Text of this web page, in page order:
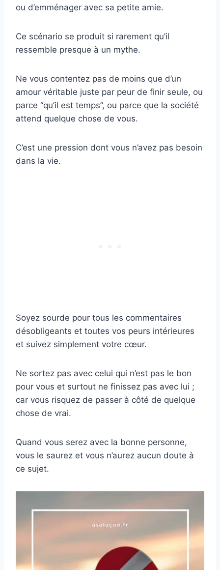
ou d’emménager avec sa petite amie.
Ce scénario se produit si rarement qu’il
ressemble presque à un mythe.
Ne vous contentez pas de moins que d’un
amour véritable juste par peur de finir seule, ou
parce “qu’il est temps”, ou parce que la société
attend quelque chose de vous.
C’est une pression dont vous n’avez pas besoin
dans la vie.
Soyez sourde pour tous les commentaires
désobligeants et toutes vos peurs intérieures
et suivez simplement votre cœur.
Ne sortez pas avec celui qui n’est pas le bon
pour vous et surtout ne finissez pas avec lui ;
car vous risquez de passer à côté de quelque
chose de vrai.
Quand vous serez avec la bonne personne,
vous le saurez et vous n’aurez aucun doute à
ce sujet.